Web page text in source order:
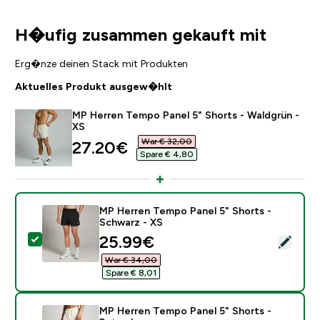
H�ufig zusammen gekauft mit
Erg�nze deinen Stack mit Produkten
Aktuelles Produkt ausgew�hlt
MP Herren Tempo Panel 5" Shorts - Waldgrün -
XS
discounted price
27.20€‎
War € 32,00‎
Spare € 4,80‎
Dieses Produkt ausw�hlen - MP Herren Tempo
MP Herren Tempo Panel 5" Shorts -
Schwarz - XS
discounted price
25.99€‎
War € 34,00‎
Spare € 8,01‎
MP Herren Tempo Panel 5" Shorts -